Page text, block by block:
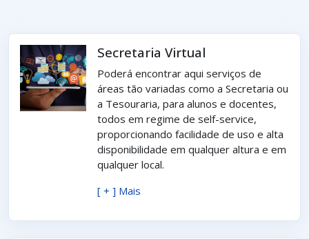
Secretaria Virtual
Poderá encontrar aqui serviços de
áreas tão variadas como a Secretaria ou
a Tesouraria, para alunos e docentes,
todos em regime de self-service,
proporcionando facilidade de uso e alta
disponibilidade em qualquer altura e em
qualquer local.
[ + ] Mais